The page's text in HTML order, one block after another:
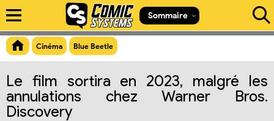
Sommaire
Cinéma Blue Beetle
Le film sortira en 2023, malgré les
annulations chez Warner Bros.
Discovery
Aperçu du lien